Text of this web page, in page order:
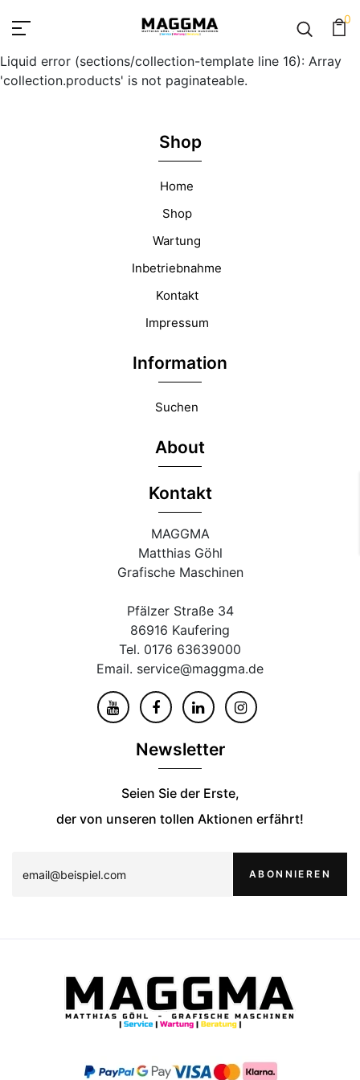
0
Liquid error (sections/collection-template line 16): Array
'collection.products' is not paginateable.
Shop
Home
Shop
Wartung
Inbetriebnahme
Kontakt
Impressum
Information
Suchen
About
Kontakt
MAGGMA
Matthias Göhl
Grafische Maschinen
Pfälzer Straße 34
86916 Kaufering
Tel. 0176 63639000
Email. service@maggma.de
Newsletter
Seien Sie der Erste,
der von unseren tollen Aktionen erfährt!
ABONNIEREN